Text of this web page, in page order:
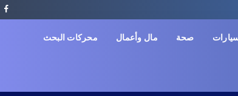
صحة مال وأعمال محركات البحث